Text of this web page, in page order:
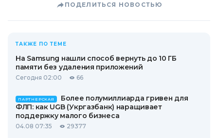
ПОДЕЛИТЬСЯ НОВОСТЬЮ
ТАКЖЕ ПО ТЕМЕ
На Samsung нашли способ вернуть до 10 ГБ
памяти без удаления приложений
Сегодня 02:00 66
ПАРТНЕРСКАЯ
Более полумиллиарда гривен для
ФЛП: как UGB (Укргазбанк) наращивает
поддержку малого бизнеса
04.08 07:35 29377